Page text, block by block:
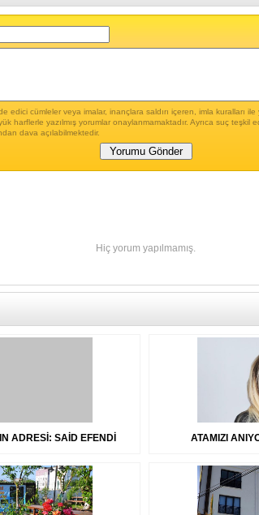
edici cümleler veya imalar, inançlara saldırı içeren, imla kuralları ile
harflerle yazılmış yorumlar onaylanmamaktadır. Ayrıca suç teşkil
dava açılabilmektedir.
Hiç yorum yapılmamış.
ADRESİ: SAİD EFENDİ ATAMIZI